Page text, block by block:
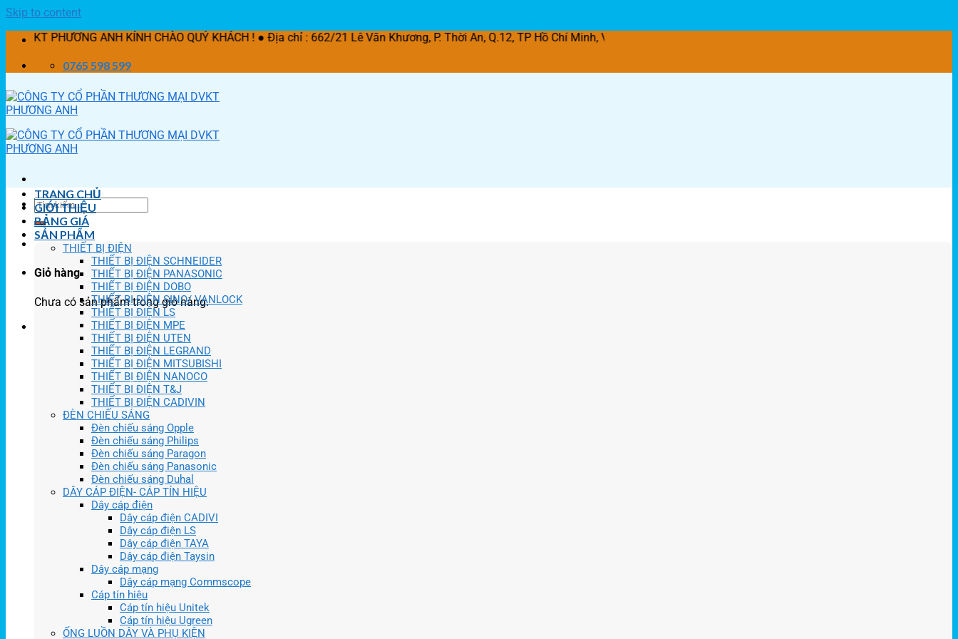
Skip to content
PHƯƠNG ANH KÍNH CHÀO QUÝ KHÁCH ! ● Địa chỉ : 662/21 Lê Văn Khương, P. Thời An, Q.12, TP Hồ Chí Minh, Việt Nam
0765 598 599
Giỏ hàng
Chưa có sản phẩm trong giỏ hàng.
TRANG CHỦ
GIỚI THIỆU
BẢNG GIÁ
SẢN PHẨM
THIẾT BỊ ĐIỆN
THIẾT BỊ ĐIỆN SCHNEIDER
THIẾT BỊ ĐIỆN PANASONIC
THIẾT BỊ ĐIỆN DOBO
THIẾT BỊ ĐIỆN SINO/ VANLOCK
THIẾT BỊ ĐIỆN LS
THIẾT BỊ ĐIỆN MPE
THIẾT BỊ ĐIỆN UTEN
THIẾT BỊ ĐIỆN LEGRAND
THIẾT BỊ ĐIỆN MITSUBISHI
THIẾT BỊ ĐIỆN NANOCO
THIẾT BỊ ĐIỆN T&J
THIẾT BỊ ĐIỆN CADIVIN
ĐÈN CHIẾU SÁNG
Đèn chiếu sáng Opple
Đèn chiếu sáng Philips
Đèn chiếu sáng Paragon
Đèn chiếu sáng Panasonic
Đèn chiếu sáng Duhal
DÂY CÁP ĐIỆN- CÁP TÍN HIỆU
Dây cáp điện
Dây cáp điện CADIVI
Dây cáp điện LS
Dây cáp điện TAYA
Dây cáp điện Taysin
Dây cáp mạng
Dây cáp mạng Commscope
Cáp tín hiệu
Cáp tín hiệu Unitek
Cáp tín hiệu Ugreen
ỐNG LUỒN DÂY VÀ PHỤ KIỆN